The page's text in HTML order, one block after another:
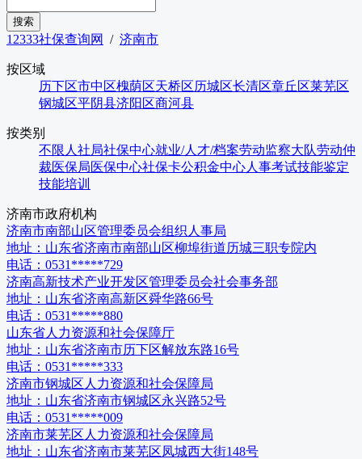
12333社保查询网 / 济南市
按区域
历下区市中区槐荫区天桥区历城区长清区章丘区莱芜区
钢城区平阴县济阳区商河县
按类别
不限 人社局社保中心就业/人才/档案劳动监察大队劳动仲
裁医保局医保中心社保卡公积金中心人事考试技能鉴定
技能培训
济南市政府机构
济南市南部山区管理委员会组织人事局
地址： 山东省济南市南部山区柳埠街道历城三职专院内
电话： 0531*****729
济南高新技术产业开发区管理委员会社会事务部
地址： 山东省济南高新区舜华路66号
电话： 0531*****880
山东省人力资源和社会保障厅
地址： 山东省济南市历下区解放东路16号
电话： 0531*****333
济南市钢城区人力资源和社会保障局
地址： 山东省济南市钢城区永兴路52号
电话： 0531*****009
济南市莱芜区人力资源和社会保障局
地址： 山东省济南市莱芜区凤城西大街148号